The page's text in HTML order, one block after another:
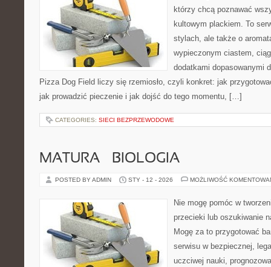
którzy chcą poznawać
kultowym plackiem. To
stylach, ale także o
wypieczonym ciastem,
dodatkami dopasowanymi
Pizza Dog Field liczy się rzemiosło, czyli konkret: jak
jak prowadzić pieczenie i jak dojść do tego momentu, […]
CATEGORIES: SIECI BEZPRZEWODOWE
MATURA – BIOLOGIA
POSTED BY ADMIN STY - 12 - 2026 MOŻLIWOŚĆ
Nie mogę pomóc w
przecieki lub oszukiwanie
Mogę za to przygotować
serwisu w bezpiecznej,
uczciwej nauki,